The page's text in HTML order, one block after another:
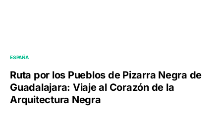
ESPAÑA
Ruta por los Pueblos de Pizarra Negra de
Guadalajara: Viaje al Corazón de la
Arquitectura Negra